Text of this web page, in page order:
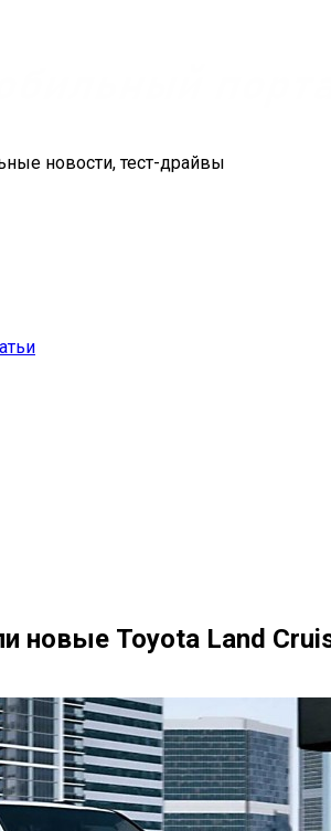
новости, тест-драйвы
новые Toyota Land